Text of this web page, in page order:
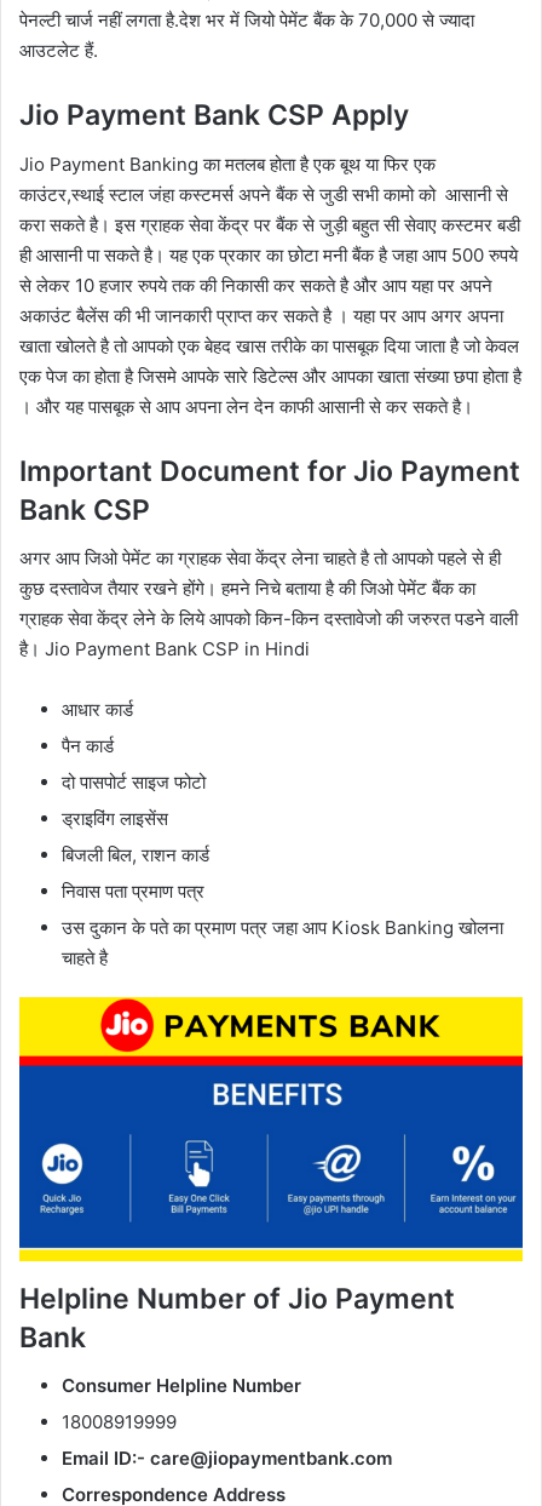
पेनल्टी चार्ज नहीं लगता है.देश भर में जियो पेमेंट बैंक के 70,000 से ज्यादा
आउटलेट हैं.
Jio Payment Bank CSP Apply
Jio Payment Banking का मतलब होता है एक बूथ या फिर एक
काउंटर,स्थाई स्टाल जंहा कस्टमर्स अपने बैंक से जुडी सभी कामो को आसानी से
करा सकते है। इस ग्राहक सेवा केंद्र पर बैंक से जुड़ी बहुत सी सेवाए कस्टमर बडी
ही आसानी पा सकते है। यह एक प्रकार का छोटा मनी बैंक है जहा आप 500 रुपये
से लेकर 10 हजार रुपये तक की निकासी कर सकते है और आप यहा पर अपने
अकाउंट बैलेंस की भी जानकारी प्राप्त कर सकते है । यहा पर आप अगर अपना
खाता खोलते है तो आपको एक बेहद खास तरीके का पासबूक दिया जाता है जो केवल
एक पेज का होता है जिसमे आपके सारे डिटेल्स और आपका खाता संख्या छपा होता है
। और यह पासबूक से आप अपना लेन देन काफी आसानी से कर सकते है।
Important Document for Jio Payment
Bank CSP
अगर आप जिओ पेमेंट का ग्राहक सेवा केंद्र लेना चाहते है तो आपको पहले से ही
कुछ दस्तावेज तैयार रखने होंगे। हमने निचे बताया है की जिओ पेमेंट बैंक का
ग्राहक सेवा केंद्र लेने के लिये आपको किन-किन दस्तावेजो की जरुरत पडने वाली
है। Jio Payment Bank CSP in Hindi
आधार कार्ड
पैन कार्ड
दो पासपोर्ट साइज फोटो
ड्राइविंग लाइसेंस
बिजली बिल, राशन कार्ड
निवास पता प्रमाण पत्र
उस दुकान के पते का प्रमाण पत्र जहा आप Kiosk Banking खोलना
चाहते है
Helpline Number of Jio Payment
Bank
Consumer Helpline Number
18008919999
Email ID:- care@jiopaymentbank.com
Correspondence Address